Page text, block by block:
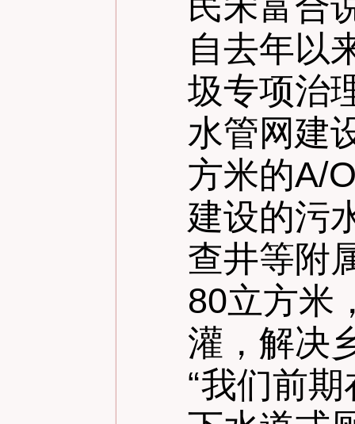
自去年以
圾专项治
水管网建
方米的A/
建设的污
查井等附
80立方米
灌，解决
“我们前期